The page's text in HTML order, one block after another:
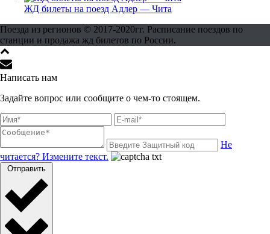
ЖД билеты на поезд Адлер — Чита
Поезда из регионов © 2017-2020гг. Расписание поездов по
станции и продажа жд билетов по России.
Написать нам
Задайте вопрос или сообщите о чем-то стоящем.
Не
читается? Измените текст.
Отправить